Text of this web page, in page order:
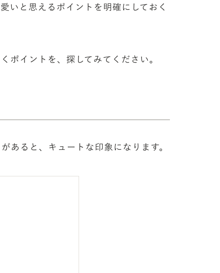
いと思えるポイントを明確にしておく
ポイントを、探してみてください。
あると、キュートな印象になります。